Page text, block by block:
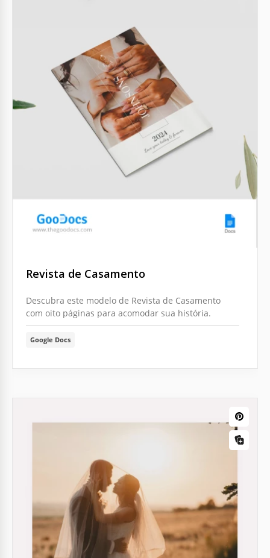
Revista de Casamento
Descubra este modelo de Revista de Casamento
com oito páginas para acomodar sua história.
Google Docs